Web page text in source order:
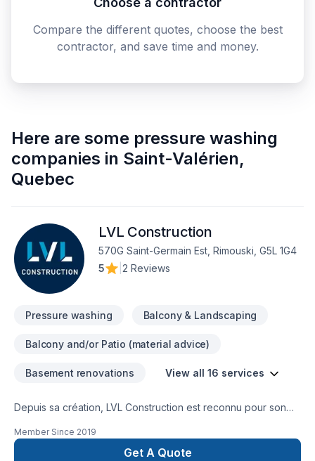
Compare the different quotes, choose the best
contractor, and save time and money.
Here are some pressure washing
companies in Saint-Valérien,
Quebec
LVL Construction
570G Saint-Germain Est, Rimouski, G5L 1G4
5
2 Reviews
Pressure washing Balcony & Landscaping
Balcony and/or Patio (material advice)
Basement renovations View all 16 services
Depuis sa création, LVL Construction est reconnu pour son
Plancher, Revêtement extérieur, Toiture. Nous desservons
Bas St-Laurent avec passion et professionnalisme. Notre
Member Since 2019
Get A Quote